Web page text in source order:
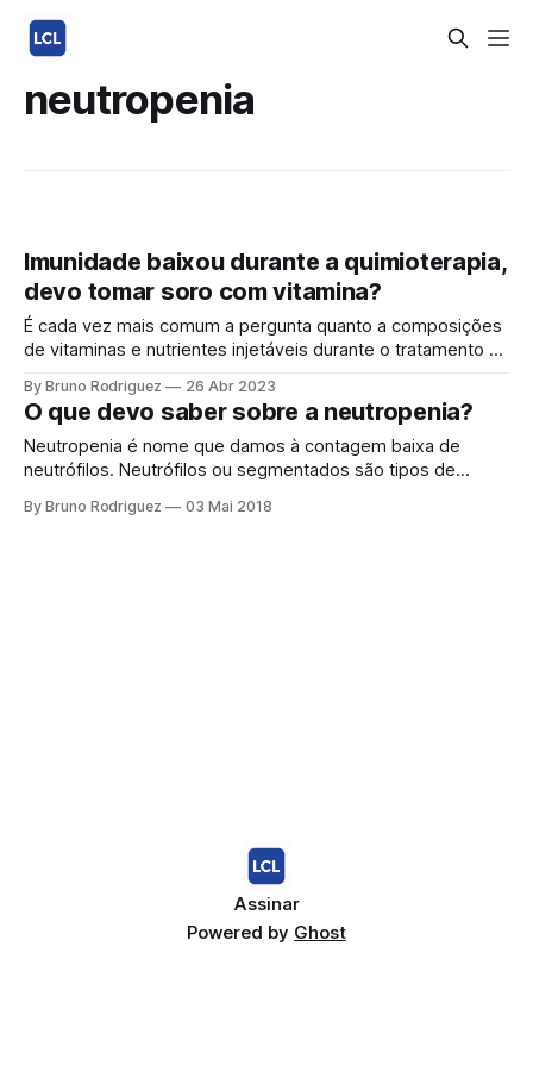
neutropenia
Imunidade baixou durante a quimioterapia,
devo tomar soro com vitamina?
É cada vez mais comum a pergunta quanto a composições
de vitaminas e nutrientes injetáveis durante o tratamento da
condição em que há uma diminuição significativa no número
de neutrófilos, um tipo de glóbulo branco que ajuda a
combater infecções. Isso é
By Bruno Rodriguez 26 Abr 2023
O que devo saber sobre a neutropenia?
Neutropenia é nome que damos à contagem baixa de
neutrófilos. Neutrófilos ou segmentados são tipos de
combatem infecções em nosso corpo. Quando há uma
By Bruno Rodriguez 03 Mai 2018
Assinar
Powered by Ghost